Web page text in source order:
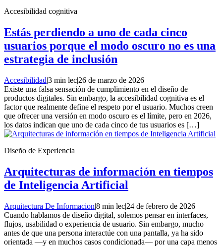
Accesibilidad cognitiva
Estás perdiendo a uno de cada cinco
usuarios porque el modo oscuro no es una
estrategia de inclusión
Accesibilidad|3 min lec|26 de marzo de 2026
Existe una falsa sensación de cumplimiento en el diseño de
productos digitales. Sin embargo, la accesibilidad cognitiva es el
factor que realmente define el respeto por el usuario. Muchos creen
que ofrecer una versión en modo oscuro es el límite, pero en 2026,
los datos indican que uno de cada cinco de tus usuarios es […]
Diseño de Experiencia
Arquitecturas de información en tiempos
de Inteligencia Artificial
Arquitectura De Informacion|8 min lec|24 de febrero de 2026
Cuando hablamos de diseño digital, solemos pensar en interfaces,
flujos, usabilidad o experiencia de usuario. Sin embargo, mucho
antes de que una persona interactúe con una pantalla, ya ha sido
orientada —y en muchos casos condicionada— por una capa menos